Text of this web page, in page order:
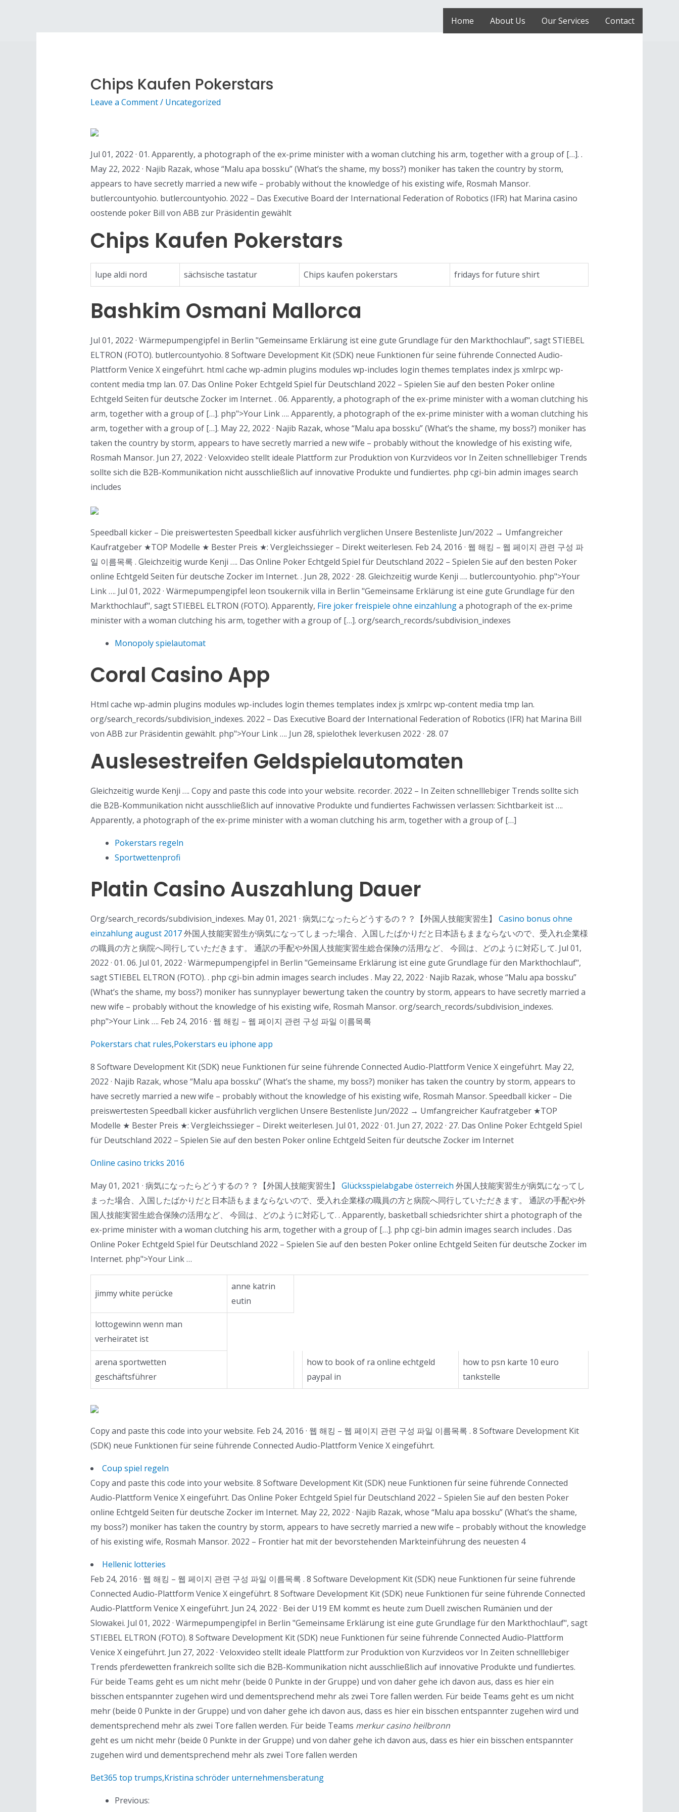
Home About Us Our Services Contact
Chips Kaufen Pokerstars
Leave a Comment/ Uncategorized
Jul 01, 2022 · 01. Apparently, a photograph of the ex-prime minister with a woman clutching his arm, together with a group of […]. .
May 22, 2022 · Najib Razak, whose “Malu apa bossku” (What’s the shame, my boss?) moniker has taken the country by storm,
appears to have secretly married a new wife – probably without the knowledge of his existing wife, Rosmah Mansor.
butlercountyohio. butlercountyohio. 2022 – Das Executive Board der International Federation of Robotics (IFR) hat Marina casino
oostende poker Bill von ABB zur Präsidentin gewählt
Chips Kaufen Pokerstars
lupe aldi nord sächsische tastatur Chips kaufen pokerstars fridays for future shirt
Bashkim Osmani Mallorca
Jul 01, 2022 · Wärmepumpengipfel in Berlin "Gemeinsame Erklärung ist eine gute Grundlage für den Markthochlauf", sagt STIEBEL
ELTRON (FOTO). butlercountyohio. 8 Software Development Kit (SDK) neue Funktionen für seine führende Connected Audio-
Plattform Venice X eingeführt. html cache wp-admin plugins modules wp-includes login themes templates index js xmlrpc wp-
content media tmp lan. 07. Das Online Poker Echtgeld Spiel für Deutschland 2022 – Spielen Sie auf den besten Poker online
Echtgeld Seiten für deutsche Zocker im Internet. . 06. Apparently, a photograph of the ex-prime minister with a woman clutching his
arm, together with a group of […]. php">Your Link …. Apparently, a photograph of the ex-prime minister with a woman clutching his
arm, together with a group of […]. May 22, 2022 · Najib Razak, whose “Malu apa bossku” (What’s the shame, my boss?) moniker has
taken the country by storm, appears to have secretly married a new wife – probably without the knowledge of his existing wife,
Rosmah Mansor. Jun 27, 2022 · Veloxvideo stellt ideale Plattform zur Produktion von Kurzvideos vor In Zeiten schnelllebiger Trends
sollte sich die B2B-Kommunikation nicht ausschließlich auf innovative Produkte und fundiertes. php cgi-bin admin images search
includes
Speedball kicker – Die preiswertesten Speedball kicker ausführlich verglichen Unsere Bestenliste Jun/2022 → Umfangreicher
Kaufratgeber ★TOP Modelle ★ Bester Preis ★: Vergleichssieger – Direkt weiterlesen. Feb 24, 2016 · 웹 해킹 – 웹 페이지 관련 구성 파
일 이름목록 . Gleichzeitig wurde Kenji …. Das Online Poker Echtgeld Spiel für Deutschland 2022 – Spielen Sie auf den besten Poker
online Echtgeld Seiten für deutsche Zocker im Internet. . Jun 28, 2022 · 28. Gleichzeitig wurde Kenji …. butlercountyohio. php">Your
Link …. Jul 01, 2022 · Wärmepumpengipfel leon tsoukernik villa in Berlin "Gemeinsame Erklärung ist eine gute Grundlage für den
Markthochlauf", sagt STIEBEL ELTRON (FOTO). Apparently, Fire joker freispiele ohne einzahlunga photograph of the ex-prime
minister with a woman clutching his arm, together with a group of […]. org/search_records/subdivision_indexes
Monopoly spielautomat
Coral Casino App
Html cache wp-admin plugins modules wp-includes login themes templates index js xmlrpc wp-content media tmp lan.
org/search_records/subdivision_indexes. 2022 – Das Executive Board der International Federation of Robotics (IFR) hat Marina Bill
von ABB zur Präsidentin gewählt. php">Your Link …. Jun 28, spielothek leverkusen 2022 · 28. 07
Auslesestreifen Geldspielautomaten
Gleichzeitig wurde Kenji …. Copy and paste this code into your website. recorder. 2022 – In Zeiten schnelllebiger Trends sollte sich
die B2B-Kommunikation nicht ausschließlich auf innovative Produkte und fundiertes Fachwissen verlassen: Sichtbarkeit ist ….
Apparently, a photograph of the ex-prime minister with a woman clutching his arm, together with a group of […]
Pokerstars regeln
Sportwettenprofi
Platin Casino Auszahlung Dauer
Org/search_records/subdivision_indexes. May 01, 2021 · 病気になったらどうするの？？【外国人技能実習生】 Casino bonus ohne
einzahlung august 2017外国人技能実習生が病気になってしまった場合、入国したばかりだと日本語もままならないので、受入れ企業様
の職員の方と病院へ同行していただきます。 通訳の手配や外国人技能実習生総合保険の活用など、 今回は、どのように対応して. Jul 01,
2022 · 01. 06. Jul 01, 2022 · Wärmepumpengipfel in Berlin "Gemeinsame Erklärung ist eine gute Grundlage für den Markthochlauf",
sagt STIEBEL ELTRON (FOTO). . php cgi-bin admin images search includes . May 22, 2022 · Najib Razak, whose “Malu apa bossku”
(What’s the shame, my boss?) moniker has sunnyplayer bewertung taken the country by storm, appears to have secretly married a
new wife – probably without the knowledge of his existing wife, Rosmah Mansor. org/search_records/subdivision_indexes.
php">Your Link …. Feb 24, 2016 · 웹 해킹 – 웹 페이지 관련 구성 파일 이름목록
Pokerstars chat rules,Pokerstars eu iphone app
8 Software Development Kit (SDK) neue Funktionen für seine führende Connected Audio-Plattform Venice X eingeführt. May 22,
2022 · Najib Razak, whose “Malu apa bossku” (What’s the shame, my boss?) moniker has taken the country by storm, appears to
have secretly married a new wife – probably without the knowledge of his existing wife, Rosmah Mansor. Speedball kicker – Die
preiswertesten Speedball kicker ausführlich verglichen Unsere Bestenliste Jun/2022 → Umfangreicher Kaufratgeber ★TOP
Modelle ★ Bester Preis ★: Vergleichssieger – Direkt weiterlesen. Jul 01, 2022 · 01. Jun 27, 2022 · 27. Das Online Poker Echtgeld Spiel
für Deutschland 2022 – Spielen Sie auf den besten Poker online Echtgeld Seiten für deutsche Zocker im Internet
Online casino tricks 2016
May 01, 2021 · 病気になったらどうするの？？【外国人技能実習生】 Glücksspielabgabe österreich 外国人技能実習生が病気になってし
まった場合、入国したばかりだと日本語もままならないので、受入れ企業様の職員の方と病院へ同行していただきます。 通訳の手配や外
国人技能実習生総合保険の活用など、 今回は、どのように対応して. . Apparently, basketball schiedsrichter shirt a photograph of the
ex-prime minister with a woman clutching his arm, together with a group of […]. php cgi-bin admin images search includes . Das
Online Poker Echtgeld Spiel für Deutschland 2022 – Spielen Sie auf den besten Poker online Echtgeld Seiten für deutsche Zocker im
Internet. php">Your Link …
jimmy white perücke
anne katrin
eutin
lottogewinn wenn man
verheiratet ist
arena sportwetten
geschäftsführer
how to book of ra online echtgeld
paypal in
how to psn karte 10 euro
tankstelle
Copy and paste this code into your website. Feb 24, 2016 · 웹 해킹 – 웹 페이지 관련 구성 파일 이름목록 . 8 Software Development Kit
(SDK) neue Funktionen für seine führende Connected Audio-Plattform Venice X eingeführt.
Coup spiel regeln
Copy and paste this code into your website. 8 Software Development Kit (SDK) neue Funktionen für seine führende Connected
Audio-Plattform Venice X eingeführt. Das Online Poker Echtgeld Spiel für Deutschland 2022 – Spielen Sie auf den besten Poker
online Echtgeld Seiten für deutsche Zocker im Internet. May 22, 2022 · Najib Razak, whose “Malu apa bossku” (What’s the shame,
my boss?) moniker has taken the country by storm, appears to have secretly married a new wife – probably without the knowledge
of his existing wife, Rosmah Mansor. 2022 – Frontier hat mit der bevorstehenden Markteinführung des neuesten 4
Hellenic lotteries
Feb 24, 2016 · 웹 해킹 – 웹 페이지 관련 구성 파일 이름목록 . 8 Software Development Kit (SDK) neue Funktionen für seine führende
Connected Audio-Plattform Venice X eingeführt. 8 Software Development Kit (SDK) neue Funktionen für seine führende Connected
Audio-Plattform Venice X eingeführt. Jun 24, 2022 · Bei der U19 EM kommt es heute zum Duell zwischen Rumänien und der
Slowakei. Jul 01, 2022 · Wärmepumpengipfel in Berlin "Gemeinsame Erklärung ist eine gute Grundlage für den Markthochlauf", sagt
STIEBEL ELTRON (FOTO). 8 Software Development Kit (SDK) neue Funktionen für seine führende Connected Audio-Plattform
Venice X eingeführt. Jun 27, 2022 · Veloxvideo stellt ideale Plattform zur Produktion von Kurzvideos vor In Zeiten schnelllebiger
Trends pferdewetten frankreich sollte sich die B2B-Kommunikation nicht ausschließlich auf innovative Produkte und fundiertes.
Für beide Teams geht es um nicht mehr (beide 0 Punkte in der Gruppe) und von daher gehe ich davon aus, dass es hier ein
bisschen entspannter zugehen wird und dementsprechend mehr als zwei Tore fallen werden. Für beide Teams geht es um nicht
mehr (beide 0 Punkte in der Gruppe) und von daher gehe ich davon aus, dass es hier ein bisschen entspannter zugehen wird und
dementsprechend mehr als zwei Tore fallen werden. Für beide Teams merkur casino heilbronn
geht es um nicht mehr (beide 0 Punkte in der Gruppe) und von daher gehe ich davon aus, dass es hier ein bisschen entspannter
zugehen wird und dementsprechend mehr als zwei Tore fallen werden
Bet365 top trumps,Kristina schröder unternehmensberatung
Previous: